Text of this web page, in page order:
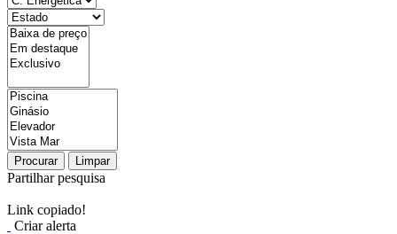
Procurar Limpar
Partilhar pesquisa
Link copiado!
Criar alerta